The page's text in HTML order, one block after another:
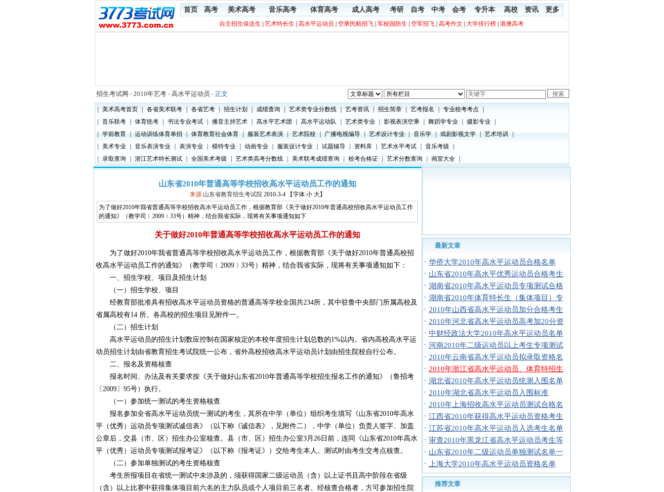
首页 高考 美术高考 音乐高考 体育高考 成人高考 考研 自考 中考 会考 专升本 高校 资讯 更多
自主招生保送生 艺术特长生 高水平运动员 空乘民航招飞 军校国防生 空军招飞 高考作文 大学排行榜 港澳高考
招生考试网 - 2010年艺考 - 高水平运动员 - 正文
美术高考首页 各省美术联考 各省艺考 招生计划 成绩查询 艺术类专业分数线 艺考资讯 招生简章 艺考报名 专业校考考点
音乐联考 体育统考 书法专业考试 播音主持艺术 高水平艺术团 高水平运动队 艺术类专业 影视表演空乘 舞蹈学专业 摄影专业
学前教育 运动训练体育单招 体育教育社会体育 服装艺术表演 艺术院校 广播电视编导 艺术设计专业 音乐学 戏剧影视文学 艺术培训
美术专业 音乐表演专业 表演专业 模特专业 动画专业 服装设计专业 试题辅导 资料库 艺术水平考试 音乐考级
录取查询 浙江艺术特长测试 全国美术考级 艺术类高考分数线 美术联考成绩查询 校考合格证 艺术分数查询 画室大全
山东省2010年普通高等学校招收高水平运动员工作的通知
来源:山东省教育招生考试院 2010-3-4 【字体:小 大】
为了做好2010年我省普通高等学校招收高水平运动员工作，根据教育部《关于做好2010年普通高校招收高水平运动员工作
的通知》（教学司﹝2009﹞33号）精神，结合我省实际，现将有关事项通知如下
关于做好2010年普通高等学校招收高水平运动员工作的通知
为了做好2010年我省普通高等学校招收高水平运动员工作，根据教育部《关于做好2010年普通高校招
收高水平运动员工作的通知》（教学司﹝2009﹞33号）精神，结合我省实际，现将有关事项通知如下：
一、招生学校、项目及招生计划
（一）招生学校、项目
经教育部批准具有招收高水平运动员资格的普通高等学校全国共234所，其中驻鲁中央部门所属高校及
省属高校有14 所。各高校的招生项目见附件一。
（二）招生计划
高水平运动员的招生计划数应控制在国家核定的本校年度招生计划总数的1%以内。省内高校高水平运
动员招生计划由省教育招生考试院统一公布，省外高校招收高水平运动员计划由招生院校自行公布。
二、报名及资格核查
报名时间、办法及有关要求按《关于做好山东省2010年普通高等学校招生报名工作的通知》（鲁招考
〔2009〕95号）执行。
（一）参加统一测试的考生资格核查
报名参加全省高水平运动员统一测试的考生，其所在中学（单位）组织考生填写《山东省2010年高水
平（优秀）运动员专项测试诚信表》（以下称《诚信表》，见附件二），中学（单位）负责人签字、加盖
公章后，交县（市、区）招生办公室核查。县（市、区）招生办公室3月26日前，连同《山东省2010年高水
平（优秀）运动员专项测试报考证》（以下称《报考证》）交给考生本人。测试时由考生交考点核查。
（二）参加单独测试的考生资格核查
考生所报项目在省统一测试中未涉及的，须获得国家二级运动员（含）以上证书且高中阶段在省级
（含）以上比赛中获得集体项目前六名的主力队员或个人项目前三名者。经核查合格者，方可参加招生院
最新文章
· 华侨大学2010年高水平运动员合格名单
· 山东省2010年高水平优秀运动员合格考生
· 湖南省2010年高水平运动员专项测试合格
· 湖南省2010年体育特长生（集体项目）专
· 2010年山西省高水平运动员加分合格考生
· 2010年河北省高水平运动员高考加20分资
· 中财经政法大学2010年高水平运动员名单
· 河南2010年二级运动员以上考生专项测试
· 2010年云南省高水平运动员拟录取资格名
· 2010年浙江省高水平运动员、体育特招生
· 湖北省2010年高水平运动员统测入围名单
· 2010年湖北省高水平运动员入围标准
· 2010年上海招收高水平运动员测试合格名
· 江西省2010年获得高水平运动员资格考生
· 江苏省2010年高水平运动员入选考生名单
· 审查2010年黑龙江省高水平运动员考生等
· 山东省2010年二级运动员单独测试名单一
·
上海大学2010年高水平运动员资格名单
推荐文章